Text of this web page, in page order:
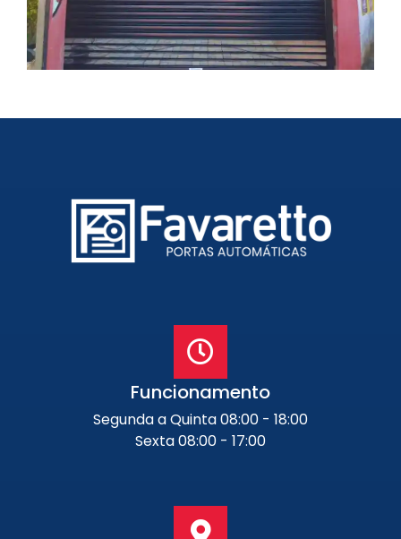
Portão de Garagem de
Enrolar em São Gonçalo – RJ
Portão de Garagem de
Portão de Garagem de
Portão de Garagem de
Enrolar em Paraty – RJ
Portão de Garagem de
Funcionamento
Segunda a Quinta 08:00 - 18:00
Sexta 08:00 - 17:00